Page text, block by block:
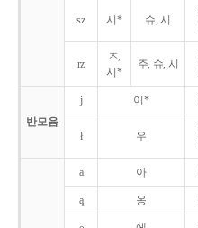
sz 시* 슈, 시
rz
ㅈ,
시*
주, 슈, 시
반모음
j 이*
ł 우
a 아
ą̨ 옹